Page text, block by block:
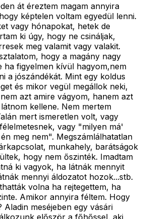
át éreztem magam annyira
képtelen voltam egyedül lenni.
vagy hónapokat, hetek de
ki úgy, hogy ne csináljak,
meg valamit vagy valakit.
hogy a magány nagy
ha figyelmen kívül hagyom,nem
a jószándékát. Mint egy koldus
és mikor vegül megállok neki,
azt amire vágyom, hanem azt
kellene. Nem mertem
mert ismeretlen volt, vagy
vagy "milyen má'
meg nem". Megszámlálhatatlan
munkahely, barátságok
hogy nem őszinték. Imadtam
ki vagyok, ha látnák mennyit
mennyi áldozatot hozok...stb.
volna ha rejtegettem, ha
Amikor annyira féltem. Hogy
Aladin meséjeben egy vásári
először a főhőssel, aki